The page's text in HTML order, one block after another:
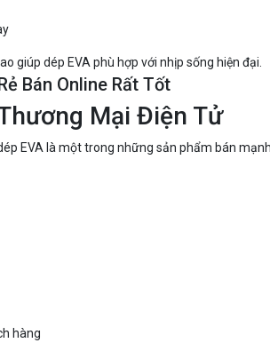
giúp dép EVA phù hợp với nhịp sống hiện đại.
Bán Online Rất Tốt
Mại Điện Tử
EVA là một trong những sản phẩm bán
hàng